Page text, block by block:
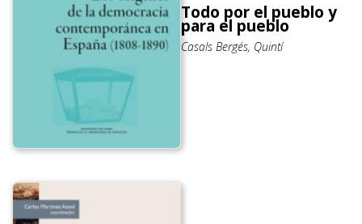
Todo por el pueblo y
para el pueblo
Casals Bergés, Quintí